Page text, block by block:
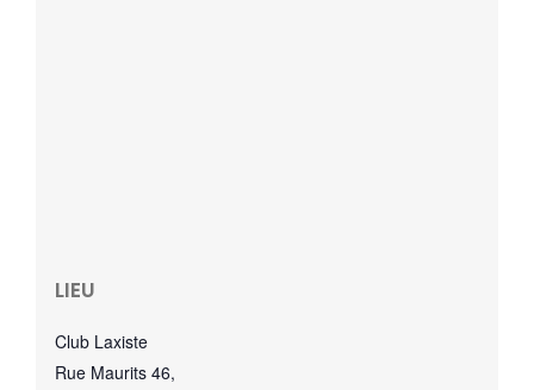
LIEU
Club Laxiste
Rue Maurits 46,